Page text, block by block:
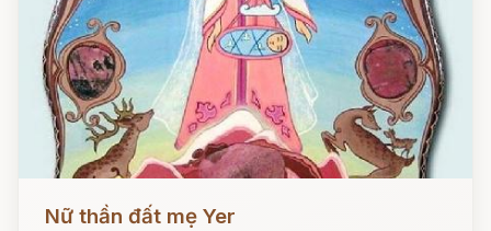
Nữ thần đất mẹ Yer